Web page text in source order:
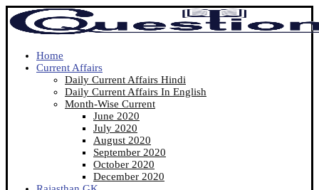
Home
Current Affairs
Daily Current Affairs Hindi
Daily Current Affairs In English
Month-Wise Current
June 2020
July 2020
August 2020
September 2020
October 2020
December 2020